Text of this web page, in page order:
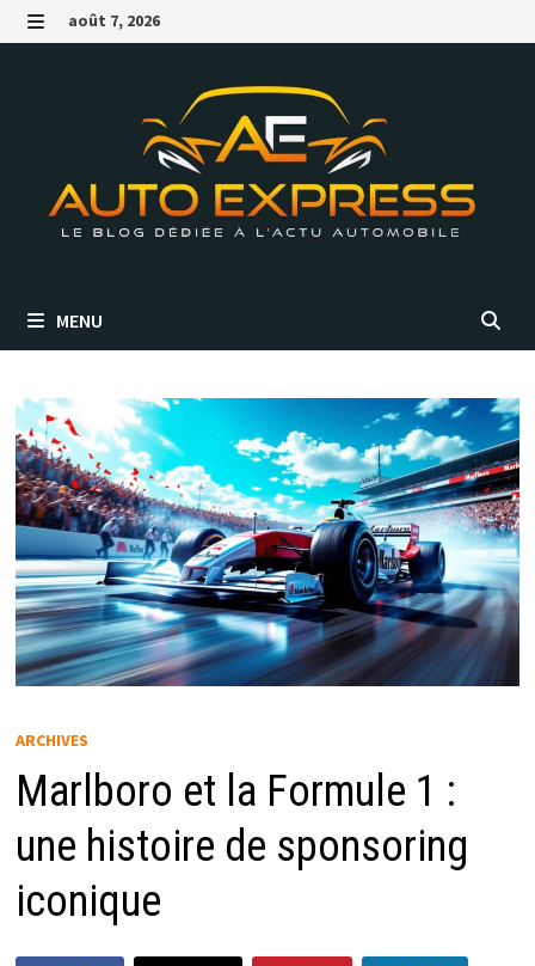
Passer
au MENU
août 7, 2026
MENU
ARCHIVES
Marlboro et la Formule 1 :
une histoire de sponsoring
iconique